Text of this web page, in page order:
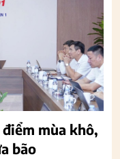
điểm mùa khô,
bão